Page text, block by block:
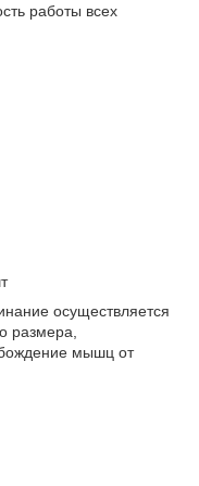
работы всех
осуществляется
размера,
мышц от